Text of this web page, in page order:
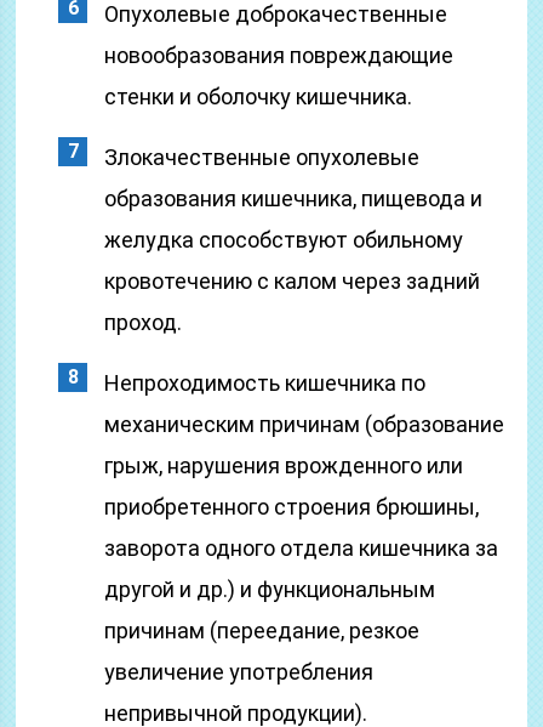
Опухолевые доброкачественные
новообразования повреждающие
стенки и оболочку кишечника.
Злокачественные опухолевые
образования кишечника, пищевода и
желудка способствуют обильному
кровотечению с калом через задний
проход.
Непроходимость кишечника по
механическим причинам (образование
грыж, нарушения врожденного или
приобретенного строения брюшины,
заворота одного отдела кишечника за
другой и др.) и функциональным
причинам (переедание, резкое
увеличение употребления
непривычной продукции).